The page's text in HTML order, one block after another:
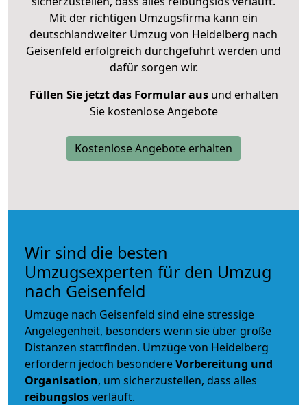
Mit der richtigen Umzugsfirma kann ein
deutschlandweiter Umzug von Heidelberg nach
Geisenfeld erfolgreich durchgeführt werden und
dafür sorgen wir.
Füllen Sie jetzt das Formular ausund erhalten
Sie kostenlose Angebote
Kostenlose Angebote erhalten
Wir sind die besten
Umzugsexperten für den Umzug
nach Geisenfeld
Umzüge nach Geisenfeld sind eine stressige
Angelegenheit, besonders wenn sie über große
Distanzen stattfinden. Umzüge von Heidelberg
erfordern jedoch besondereVorbereitung und
Organisation, um sicherzustellen, dass alles
reibungslosverläuft.